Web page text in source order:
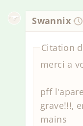
Swannix
Citation
merci a
pff
grave!!!,
mains